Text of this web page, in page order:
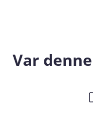
Var